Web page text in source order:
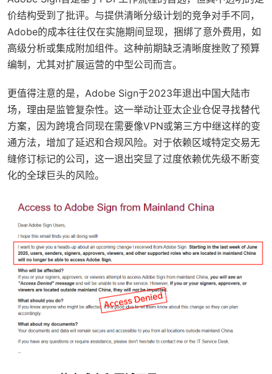
价结构受到了批评。与提供清晰分级计划的竞争对手不同，
Adobe的成本往往仅在实施期间显现，捆绑了意外费用，如
高级分析或集成附加组件。这种前期缺乏清晰度挫败了预算
编制，尤其对扩展运营的中型公司而言。
更值得注意的是，Adobe Sign于2023年退出中国大陆市
场，理由是监管复杂性。这一举动让亚太企业仓促寻找替代
方案，因为跨境合同现在需要像VPN或第三方中继这样的变
通方法，增加了延迟和合规风险。对于依赖区域特定交易无
缝修订标记的公司，这一退出突显了过度依赖优先级不断变
化的全球巨头的风险。